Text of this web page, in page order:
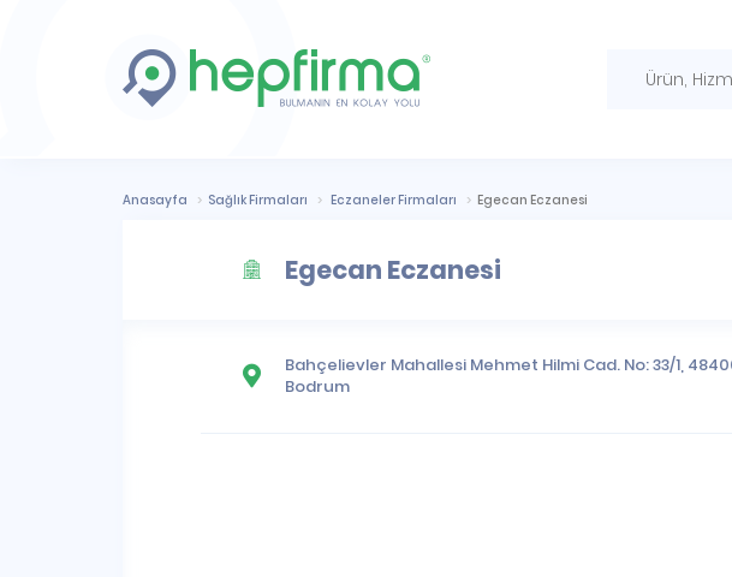
Anasayfa Sağlık Firmaları Eczaneler Firmaları Egecan Eczanesi
Egecan Eczanesi
Bahçelievler Mahallesi Mehmet Hilmi Cad. No: 33/1,
Bodrum